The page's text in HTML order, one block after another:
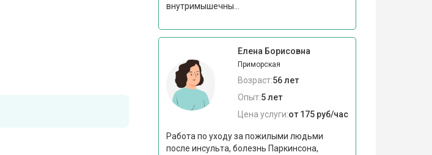
внутримышечны...
Елена Борисовна
Приморская
Возраст:56 лет
Опыт:5 лет
Цена услуги:от 175 руб/час
Работа по уходу за пожилыми людьми
после инсульта, болезнь Паркинсона,